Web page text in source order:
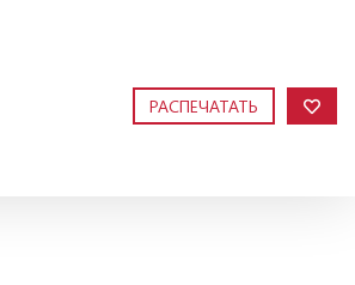
РАСПЕЧАТАТЬ